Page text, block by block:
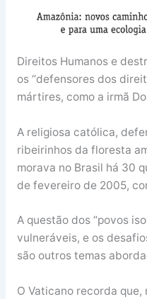
Direitos Humanos e
os “defensores dos
mártires, como a irmã
A religiosa católica,
ribeirinhos da floresta
morava no Brasil há 30
de fevereiro de 2005,
A questão dos “povos
vulneráveis, e os
são outros temas
O Vaticano recorda que,